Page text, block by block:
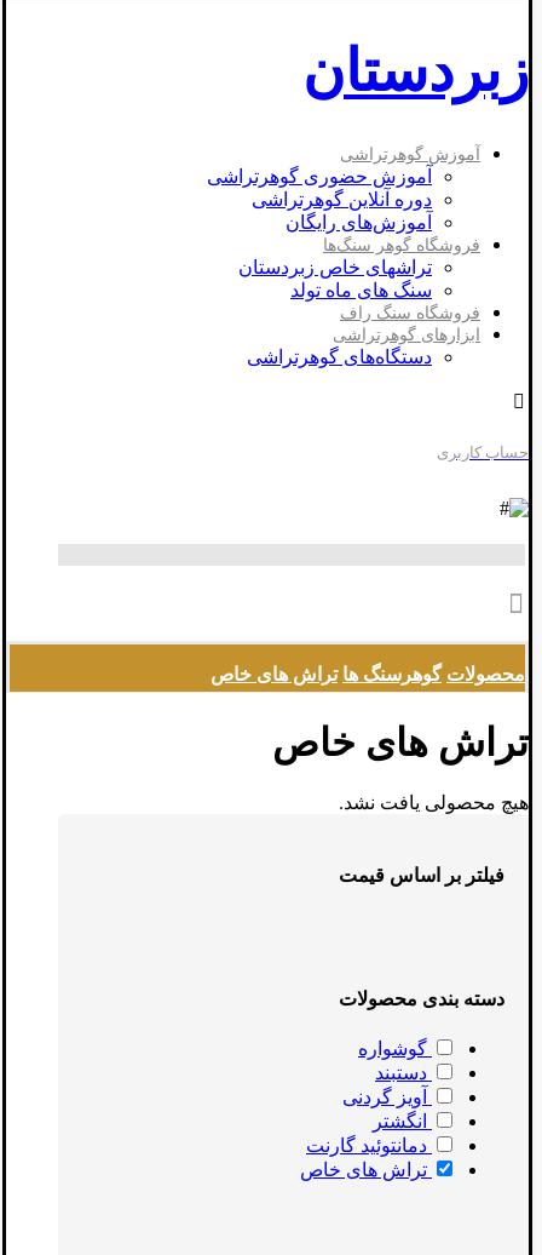
زبردستان
آموزش گوهرتراشی
آموزش حضوری گوهرتراشی
دوره آنلاین گوهرتراشی
آموزش‌های رایگان
فروشگاه گوهر سنگ‌ها
تراشهای خاص زبردستان
سنگ های ماه تولد
فروشگاه سنگ راف
ابزارهای گوهرتراشی
دستگاه‌های گوهرتراشی
حساب کاربری
محصولات گوهرسنگ ها تراش های خاص
تراش های خاص
هیچ محصولی یافت نشد.
فیلتر بر اساس قیمت
دسته بندی محصولات
گوشواره
دستبند
آویز گردنی
انگشتر
دمانتوئید گارنت
تراش های خاص